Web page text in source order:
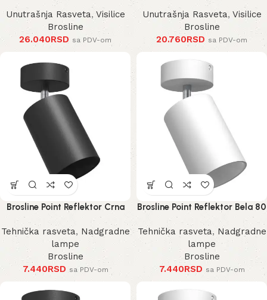
Unutrašnja Rasveta,Visilice
Brosline
26.040RSD sa PDV-om
Unutrašnja Rasveta,Visilice
Brosline
20.760RSD sa PDV-om
Brosline Point Reflektor Crna
80 mm 170 mm 2288 mm
Tehnička rasveta, Nadgradne
lampe
Brosline
7.440RSD sa PDV-om
Brosline Point Reflektor Bela 80
mm 170 mm 2289 mm
Tehnička rasveta, Nadgradne
lampe
Brosline
7.440RSD sa PDV-om